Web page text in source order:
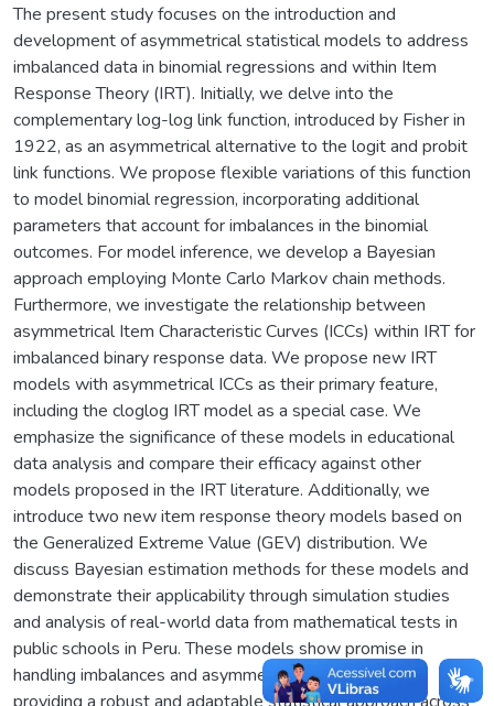
The present study focuses on the introduction and
development of asymmetrical statistical models to address
imbalanced data in binomial regressions and within Item
Response Theory (IRT). Initially, we delve into the
complementary log-log link function, introduced by Fisher in
1922, as an asymmetrical alternative to the logit and probit
link functions. We propose flexible variations of this function
to model binomial regression, incorporating additional
parameters that account for imbalances in the binomial
outcomes. For model inference, we develop a Bayesian
approach employing Monte Carlo Markov chain methods.
Furthermore, we investigate the relationship between
asymmetrical Item Characteristic Curves (ICCs) within IRT for
imbalanced binary response data. We propose new IRT
models with asymmetrical ICCs as their primary feature,
including the cloglog IRT model as a special case. We
emphasize the significance of these models in educational
data analysis and compare their efficacy against other
models proposed in the IRT literature. Additionally, we
introduce two new item response theory models based on
the Generalized Extreme Value (GEV) distribution. We
discuss Bayesian estimation methods for these models and
demonstrate their applicability through simulation studies
and analysis of real-world data from mathematical tests in
public schools in Peru. These models show promise in
handling imbalances and asymmetries in binary data,